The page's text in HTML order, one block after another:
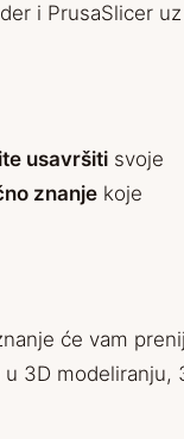
i PrusaSlicer uz
usavršiti svoje
znanje koje
će vam
u 3D modeliranju,